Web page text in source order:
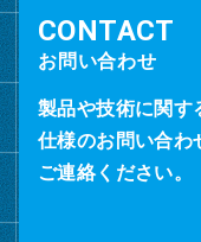
お問い合わせ
製品や技術に関す
仕様のお問い合わ
ご連絡ください。